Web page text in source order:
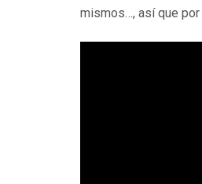
mismos…, así que